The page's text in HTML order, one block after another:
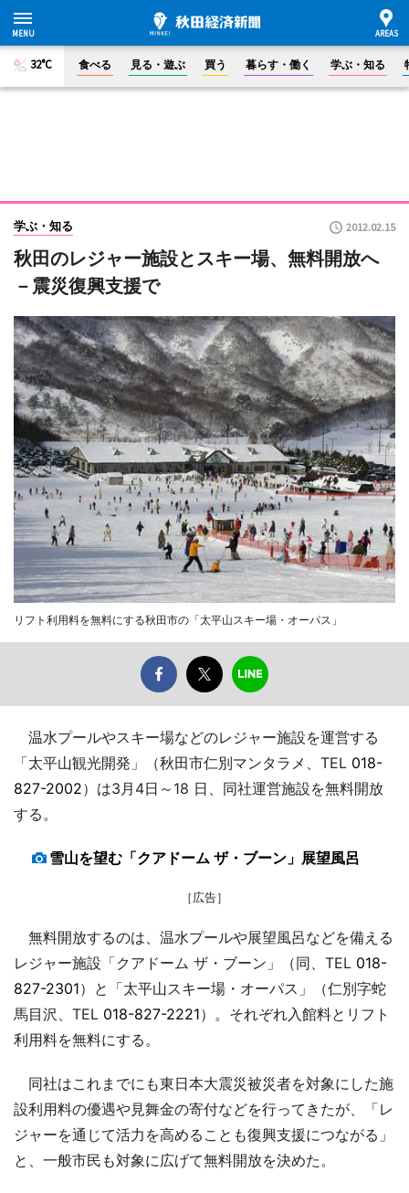
32°C 食べる 見る・遊ぶ 買う 暮らす・働く 学ぶ・知る
学ぶ・知る 2012.02.15
秋田のレジャー施設とスキー場、無料開放へ
－震災復興支援で
リフト利用料を無料にする秋田市の「太平山スキー場・オーパス」
温水プールやスキー場などのレジャー施設を運営する
「太平山観光開発」（秋田市仁別マンタラメ、TEL 018-
827-2002）は3月4日～18 日、同社運営施設を無料開放
する。
雪山を望む「クアドーム ザ・ブーン」展望風呂
［広告］
無料開放するのは、温水プールや展望風呂などを備える
レジャー施設「クアドーム ザ・ブーン」（同、TEL 018-
827-2301）と「太平山スキー場・オーパス」（仁別字蛇
馬目沢、TEL 018-827-2221）。それぞれ入館料とリフト
利用料を無料にする。
同社はこれまでにも東日本大震災被災者を対象にした施
設利用料の優遇や見舞金の寄付などを行ってきたが、「レ
ジャーを通じて活力を高めることも復興支援につながる」
と、一般市民も対象に広げて無料開放を決めた。